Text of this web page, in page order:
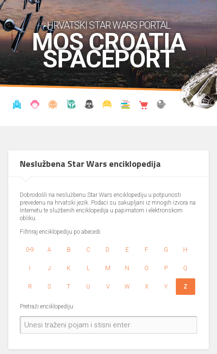
HRVATSKI STAR WARS PORTAL
MOS CROATIA
SPACEPORT
Neslužbena Star Wars enciklopedija
Dobrodošli na neslužbenu Star Wars enciklopediju u potpunosti
prevedenu na hrvatski jezik. Podaci su sakupljani iz mnogih izvora na
Internetu te službenih enciklopedija u papirnatom i elektronskom
obliku.
Filtriraj enciklopediju po abecedi:
0-9 A B C D E F G H
I J K L M N O P Q
R S T U V W X Y Z
Pretraži enciklopediju: